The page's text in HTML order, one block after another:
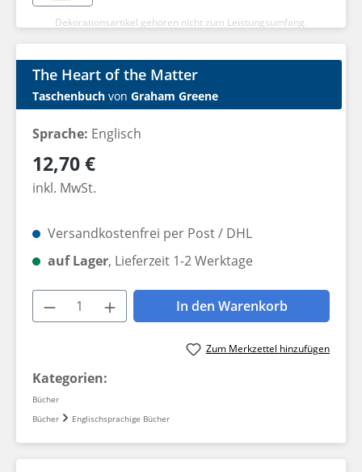
Dekorationsartikel gehören nicht zum Leistungsumfang.
The Heart of the Matter
Taschenbuch von Graham Greene
Sprache: Englisch
Regulärer Preis:
12,70 €
inkl. MwSt.
Versandkostenfrei per Post / DHL
auf Lager, Lieferzeit 1-2 Werktage
Produkt Anzahl: Gib den
In den Warenkorb
Zum Merkzettel hinzufügen
Kategorien:
Bücher
Bücher
Englischsprachige Bücher